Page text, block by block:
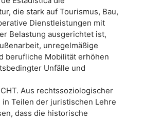
die stark auf Tourismus, Bau,
Dienstleistungen mit
Belastung ausgerichtet ist,
unregelmäßige
berufliche Mobilität erhöhen
Unfälle und
Aus rechtssoziologischer
Teilen der juristischen Lehre
dass die historische